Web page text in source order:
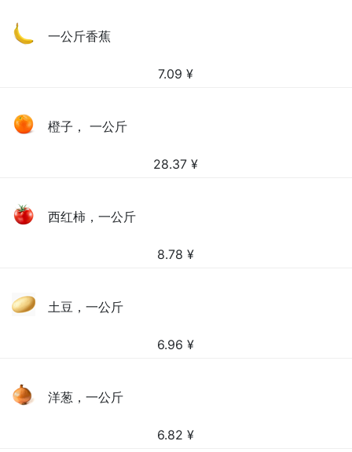
一公斤香蕉
7.09 ¥
橙子， 一公斤
28.37 ¥
西红柿，一公斤
8.78 ¥
土豆，一公斤
6.96 ¥
洋葱，一公斤
6.82 ¥